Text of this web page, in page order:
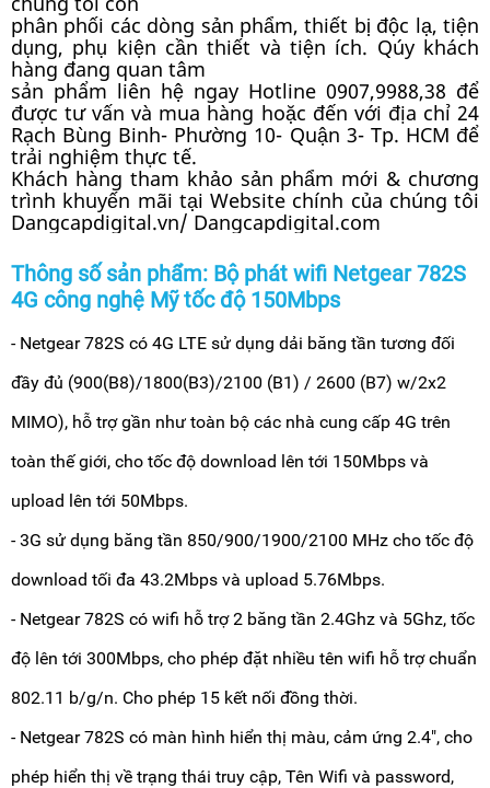
phân phối các dòng sản phẩm, thiết bị độc lạ, tiện
dụng, phụ kiện cần thiết và tiện ích. Qúy khách
hàng đang quan tâm
sản phẩm liên hệ ngay Hotline 0907,9988,38 để
được tư vấn và mua hàng hoặc đến với địa chỉ 24
Rạch Bùng Binh- Phường 10- Quận 3- Tp. HCM để
trải nghiệm thực tế.
Khách hàng tham khảo sản phẩm mới & chương
trình khuyến mãi tại Website chính của chúng tôi
Dangcapdigital.vn/ Dangcapdigital.com
Thông số sản phẩm: Bộ phát wifi Netgear 782S
4G công nghệ Mỹ tốc độ 150Mbps
- Netgear 782S có 4G LTE sử dụng dải băng tần tương đối
đầy đủ (900(B8)/1800(B3)/2100 (B1) / 2600 (B7) w/2x2
MIMO), hỗ trợ gần như toàn bộ các nhà cung cấp 4G trên
toàn thế giới, cho tốc độ download lên tới 150Mbps và
upload lên tới 50Mbps.
- 3G sử dụng băng tần 850/900/1900/2100 MHz cho tốc độ
download tối đa 43.2Mbps và upload 5.76Mbps.
- Netgear 782S có wifi hỗ trợ 2 băng tần 2.4Ghz và 5Ghz, tốc
độ lên tới 300Mbps, cho phép đặt nhiều tên wifi hỗ trợ chuẩn
802.11 b/g/n. Cho phép 15 kết nối đồng thời.
- Netgear 782S có màn hình hiển thị màu, cảm ứng 2.4", cho
phép hiển thị về trạng thái truy cập, Tên Wifi và password,